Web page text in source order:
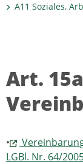
A11 Soziales,
Art.
•
LGBl. Nr. 64/